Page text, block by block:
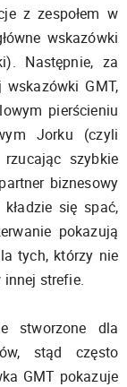
z zespołem w
wskazówki
Następnie, za
wskazówki GMT,
pierścieniu
Jorku (czyli
szybkie
biznesowy
się spać,
pokazują
tych, którzy nie
innej strefie.
stworzone dla
stąd często
GMT pokazuje